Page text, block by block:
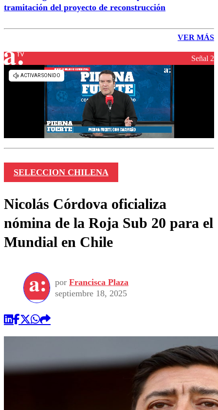
tramitación del proyecto de reconstrucción
VER MÁS
Señal 2
SELECCION CHILENA
Nicolás Córdova oficializa
nómina de la Roja Sub 20 para el
Mundial en Chile
por Francisca Plaza
septiembre 18, 2025